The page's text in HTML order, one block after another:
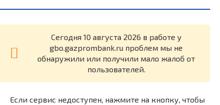
Cегодня 10 августа 2026 в работе у
gbo.gazprombank.ru проблем мы не
обнаружили или получили мало жалоб от
пользователей.
Если сервис недоступен, нажмите на кнопку, чтобы